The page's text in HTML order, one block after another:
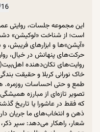
16
این مجموعه جلسات، روایتی
است؛ از شناخت «لوکیشن»
«آپشن‌»ها و ابزارهای فریبش،
حرکت‌های پنهانش در خیال،
روایت‌های تکان‌دهنده
خاک نورانی کربلا و حقیقت
طمع و حتی احساسات روزمره.
تصویر تازه‌ای از مبارزه
که فقط در عاشورا یا تاریخ
ذهن و انتخاب‌های ما جریان
شعار، راهکار می‌دهد: سپر ذکر،